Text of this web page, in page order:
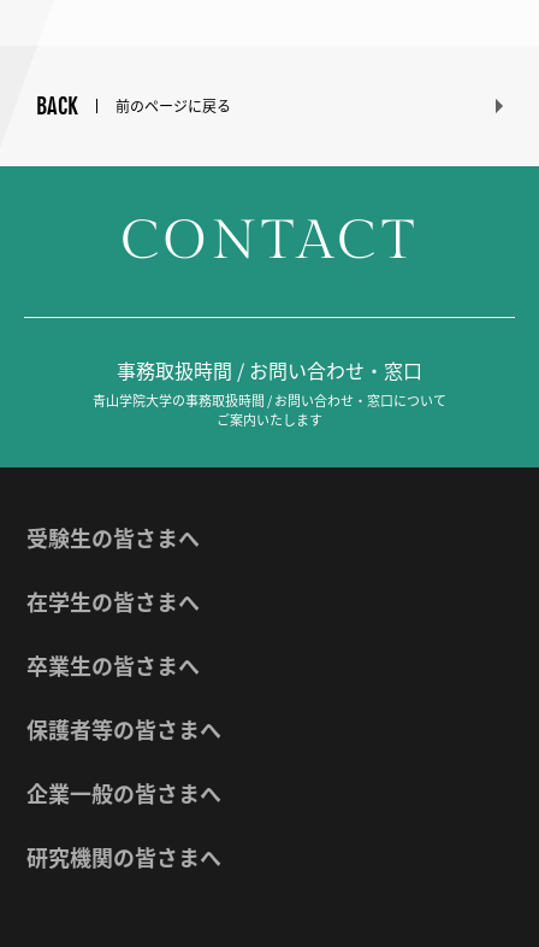
BACK 前のページに戻る
CONTACT
事務取扱時間 / お問い合わせ・窓口
青山学院大学の事務取扱時間 / お問い合わせ・窓口について
ご案内いたします
受験生の皆さまへ
在学生の皆さまへ
卒業生の皆さまへ
保護者等の皆さまへ
企業一般の皆さまへ
研究機関の皆さまへ